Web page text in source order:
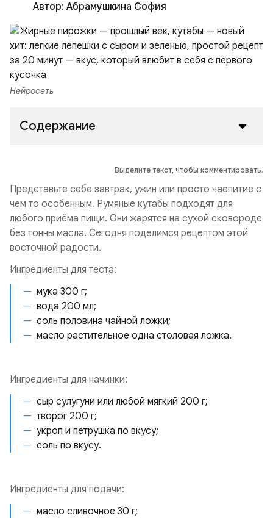
Автор: Абрамушкина София
Нейросеть
Содержание
Выделите текст, чтобы комментировать.
Представьте себе завтрак, ужин или просто чаепитие с
чем то особенным. Румяные кутабы подходят для
любого приёма пищи. Они жарятся на сухой сковороде
без тонны масла. Сегодня поделимся рецептом этой
восточной радости.
Ингредиенты для теста:
мука 300 г;
вода 200 мл;
соль половина чайной ложки;
масло растительное одна столовая ложка.
Ингредиенты для начинки:
сыр сулугуни или любой мягкий 200 г;
творог 200 г;
укроп и петрушка по вкусу;
соль по вкусу.
Ингредиенты для подачи:
масло сливочное 30 г;